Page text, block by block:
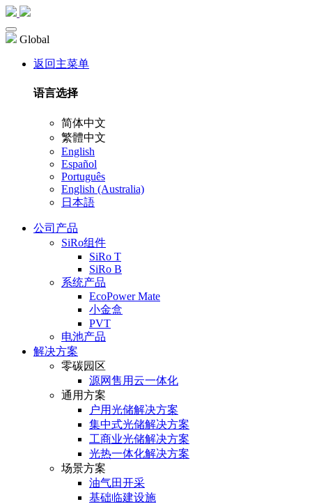
Global
返回主菜单
语言选择
简体中文
繁體中文
English
Español
Português
English (Australia)
日本語
公司产品
SiRo组件
SiRo T
SiRo B
系统产品
EcoPower Mate
小金盒
PVT
电池产品
解决方案
零碳园区
源网售用云一体化
通用方案
户⽤光储解决⽅案
集中式光储解决⽅案
⼯商业光储解决⽅案
光热⼀体化解决⽅案
场景方案
油气田开采
基础临建设施